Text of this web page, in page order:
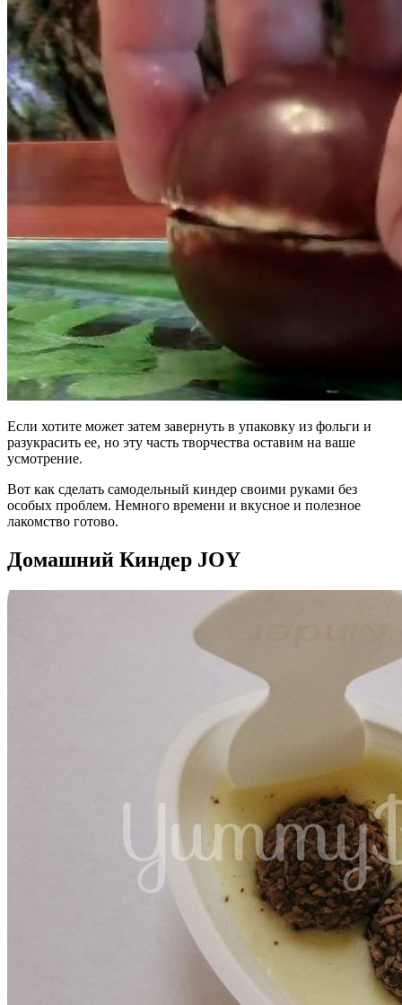
Если хотите может затем завернуть в упаковку из фольги и
разукрасить ее, но эту часть творчества оставим на ваше
усмотрение.
Вот как сделать самодельный киндер своими руками без
особых проблем. Немного времени и вкусное и полезное
лакомство готово.
Домашний Киндер JOY